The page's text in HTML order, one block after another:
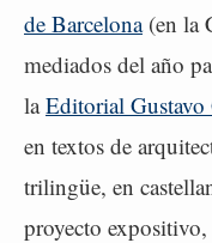
de Barcelona(en la
mediados del año
laEditorial
en textos de
trilingüe, en
proyecto expositivo,